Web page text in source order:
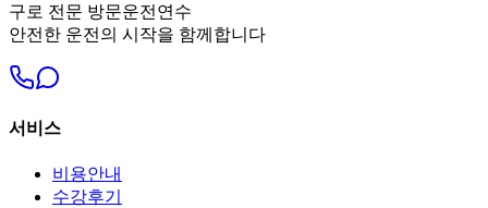
구로 전문 방문운전연수
안전한 운전의 시작을 함께합니다
서비스
비용안내
수강후기